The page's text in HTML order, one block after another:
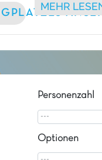
Und 2024
MEHR
Personenzahl
Optionen